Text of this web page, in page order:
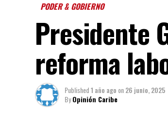
PODER & GOBIERNO
Presidente
reforma
Published1 año ago on26 junio, 2025
ByOpinión Caribe